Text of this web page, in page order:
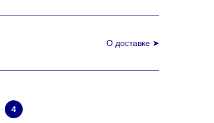
О доставке ➤
4